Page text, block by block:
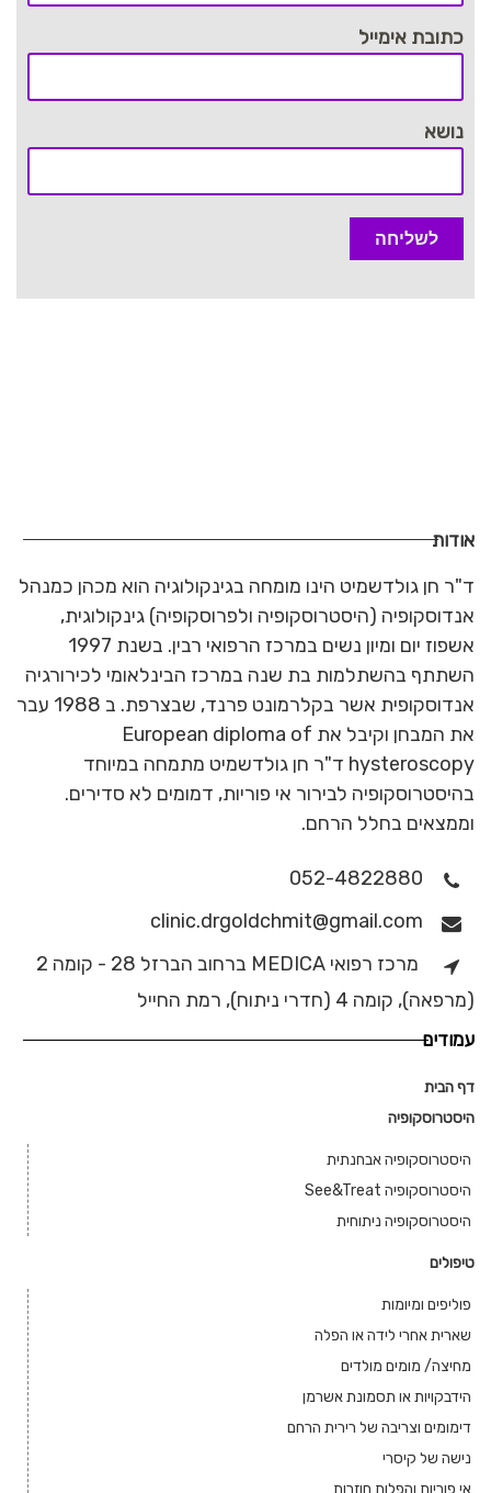
כתובת אימייל
נושא
אודות
ד"ר חן גולדשמיט הינו מומחה בגינקולוגיה הוא מכהן כמנהל
אנדוסקופיה (היסטרוסקופיה ולפרוסקופיה) גינקולוגית,
אשפוז יום ומיון נשים במרכז הרפואי רבין. בשנת 1997
השתתף בהשתלמות בת שנה במרכז הבינלאומי לכירורגיה
אנדוסקופית אשר בקלרמונט פרנד, שבצרפת. ב 1988 עבר
את המבחן וקיבל את European diploma of
hysteroscopy ד"ר חן גולדשמיט מתמחה במיוחד
בהיסטרוסקופיה לבירור אי פוריות, דמומים לא סדירים.
וממצאים בחלל הרחם.
052-4822880
clinic.drgoldchmit@gmail.com
מרכז רפואי MEDICA ברחוב הברזל 28 - קומה 2
(מרפאה), קומה 4 (חדרי ניתוח), רמת החייל
עמודים
דף הבית
היסטרוסקופיה
היסטרוסקופיה אבחנתית
היסטרוסקופיה See&Treat
היסטרוסקופיה ניתוחית
טיפולים
פוליפים ומיומות
שארית אחרי לידה או הפלה
מחיצה/ מומים מולדים
הידבקויות או תסמונת אשרמן
דימומים וצריבה של רירית הרחם
נישה של קיסרי